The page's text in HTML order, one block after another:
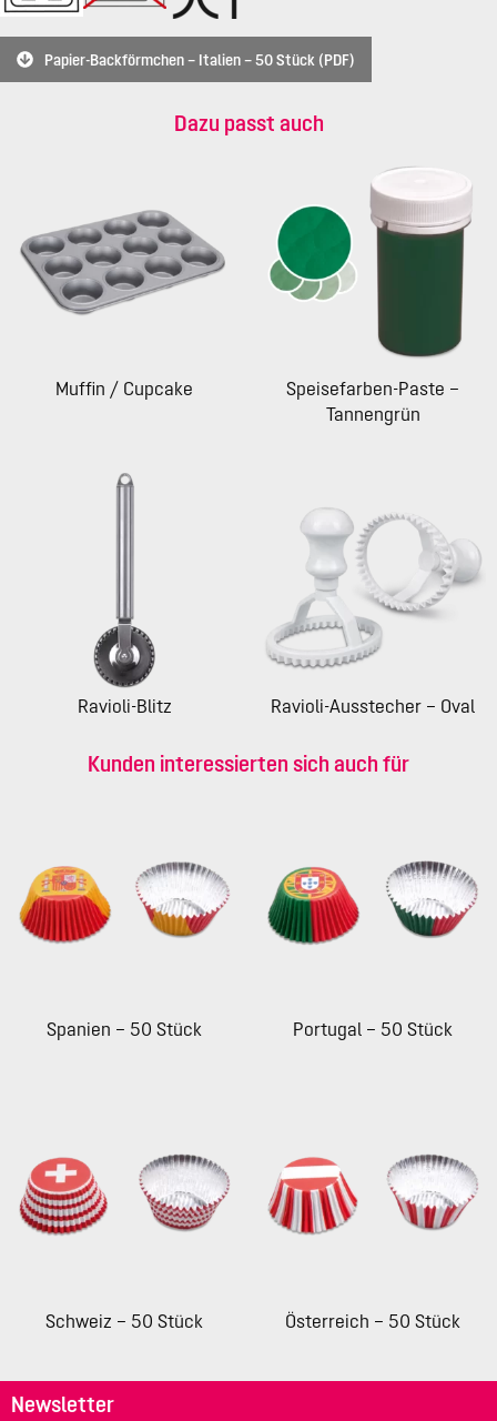
Papier-Backförmchen – Italien – 50 Stück (PDF)
Dazu passt auch
Muffin / Cupcake
Speisefarben-Paste –
Tannengrün
Ravioli-Blitz Ravioli-Ausstecher – Oval
Kunden interessierten sich auch für
Spanien – 50 Stück Portugal – 50 Stück
Schweiz – 50 Stück Österreich – 50 Stück
Newsletter